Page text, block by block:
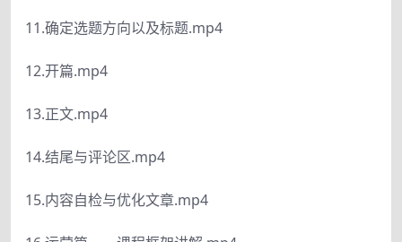
11.确定选题方向以及标题.mp4
12.开篇.mp4
13.正文.mp4
14.结尾与评论区.mp4
15.内容自检与优化文章.mp4